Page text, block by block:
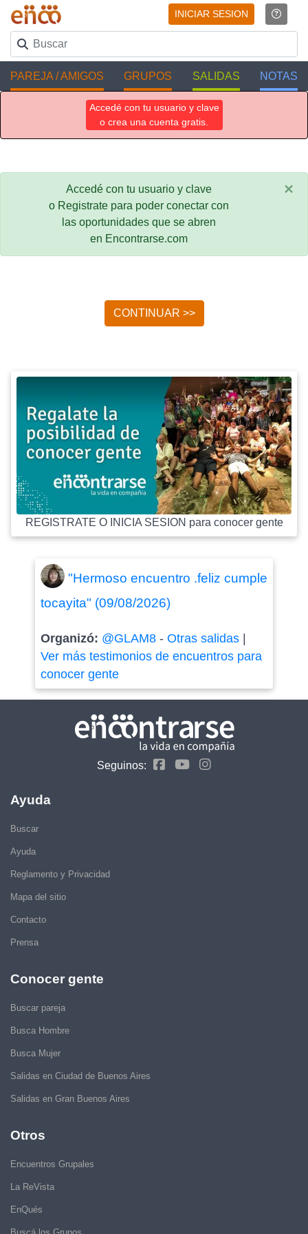
INICIAR SESION
PAREJA / AMIGOS GRUPOS SALIDAS NOTAS
Accedé con tu usuario y clave
o crea una cuenta gratis.
Accedé con tu usuario y clave
o Registrate para poder conectar con
las oportunidades que se abren
en Encontrarse.com
×
CONTINUAR >>
REGISTRATE O INICIA SESION para conocer gente
"Hermoso encuentro .feliz cumple
tocayita" (09/08/2026)
Organizó: @GLAM8- Otras salidas|
Ver más testimonios de encuentros para
conocer gente
Seguinos:
Ayuda
Buscar
Ayuda
Reglamento y Privacidad
Mapa del sitio
Contacto
Prensa
Conocer gente
Buscar pareja
Busca Hombre
Busca Mujer
Salidas en Ciudad de Buenos Aires
Salidas en Gran Buenos Aires
Otros
Encuentros Grupales
La ReVista
EnQués
Buscá los Grupos